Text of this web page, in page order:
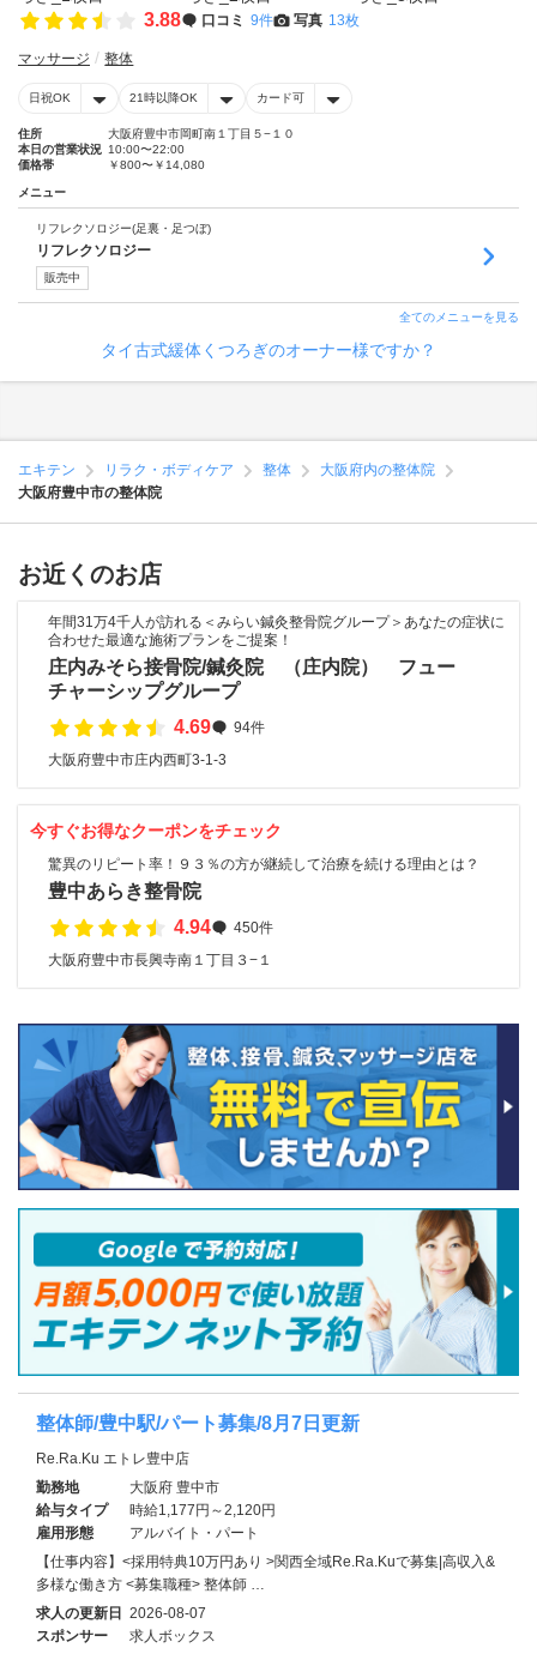
3.88 口コミ 9件 写真 13枚
マッサージ 整体
日祝OK 21時以降OK カード可
住所
大阪府豊中市岡町南１丁目５−１０
本日の営業状況 10:00〜22:00
価格帯
￥800〜￥14,080
メニュー
リフレクソロジー(足裏・足つぼ)
リフレクソロジー
販売中
全てのメニューを見る
タイ古式緩体くつろぎのオーナー様ですか？
エキテン リラク・ボディケア 整体
大阪府内の整体院
大阪府豊中市の整体院
お近くのお店
年間31万4千人が訪れる＜みらい鍼灸整骨院グループ＞あなたの症状に
合わせた最適な施術プランをご提案！
庄内みそら接骨院/鍼灸院 （庄内院） フュー
チャーシップグループ
4.69
94件
大阪府豊中市庄内西町3-1-3
今すぐお得なクーポンをチェック
驚異のリピート率！９３％の方が継続して治療を続ける理由とは？
豊中あらき整骨院
4.94
450件
大阪府豊中市長興寺南１丁目３−１
整体師/豊中駅/パート募集/8月7日更新
Re.Ra.Ku エトレ豊中店
勤務地
大阪府 豊中市
給与タイプ
時給1,177円～2,120円
雇用形態
アルバイト・パート
【仕事内容】<採用特典10万円あり >関西全域Re.Ra.Kuで募集|高収入&
多様な働き方 <募集職種> 整体師 …
求人の更新日 2026-08-07
スポンサー
求人ボックス